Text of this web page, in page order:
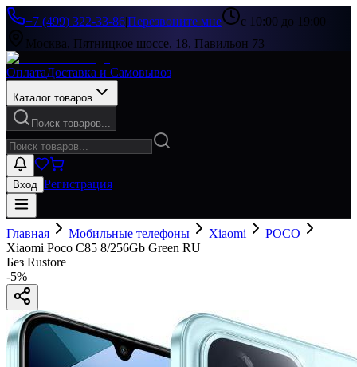
+7 (499) 322-33-86|Перезвоните мне
с 10:00 до 19:00
Москва, Пятницкое шоссе, 18, Павильон 73
ОплатаДоставка и Самовывоз
Каталог товаров
Поиск товаров...
Вход Регистрация
Главная Мобильные телефоны Xiaomi
POCO
Xiaomi Poco C85 8/256Gb Green RU
Без Rustore
-5%